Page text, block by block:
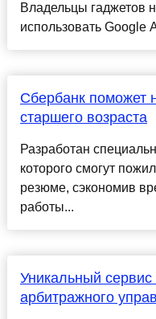
Владельцы гаджетов
использовать Google
Сбербанк поможет
старшего возраста
Разработан
которого смогут
резюме, сэкономив
работы...
Уникальный
арбитражного